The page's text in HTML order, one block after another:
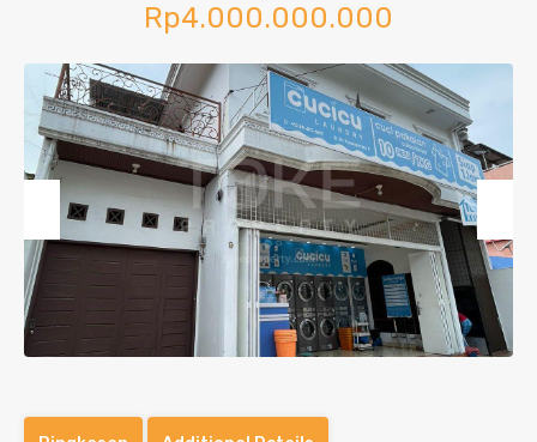
Rp4.000.000.000
Previous Next